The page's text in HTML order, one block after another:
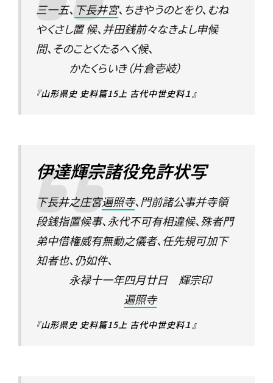
三一五、下長井宮、ちきやうのとをり、むね
やくさし置 候、并田銭前々なきよし申候
間、そのことくたるへく候、
かたくらいき（片倉壱岐）
『山形県史 史料篇15上 古代中世史料１』
伊達輝宗諸役免許状写
下長井之庄宮遍照寺、門前諸公事并寺領
段銭指置候事、永代不可有相違候、殊者門
弟中借権威有無動之儀者、任先規可加下
知者也、仍如件、
永禄十一年四月廿日 輝宗印
遍照寺
『山形県史 史料篇15上 古代中世史料１』